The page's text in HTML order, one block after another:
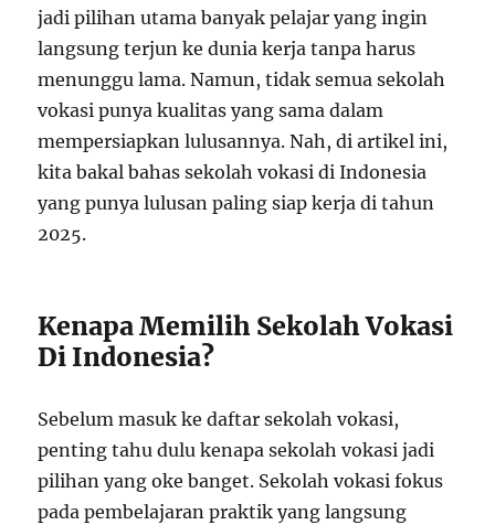
jadi pilihan utama banyak pelajar yang ingin
langsung terjun ke dunia kerja tanpa harus
menunggu lama. Namun, tidak semua sekolah
vokasi punya kualitas yang sama dalam
mempersiapkan lulusannya. Nah, di artikel ini,
kita bakal bahas sekolah vokasi di Indonesia
yang punya lulusan paling siap kerja di tahun
2025.
Kenapa Memilih Sekolah Vokasi
Di Indonesia?
Sebelum masuk ke daftar sekolah vokasi,
penting tahu dulu kenapa sekolah vokasi jadi
pilihan yang oke banget. Sekolah vokasi fokus
pada pembelajaran praktik yang langsung